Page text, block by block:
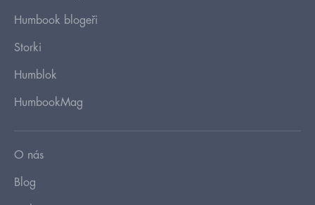
Humbook blogeři
Storki
Humblok
HumbookMag
O nás
Blog